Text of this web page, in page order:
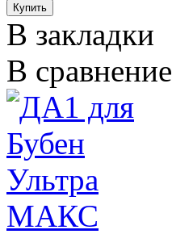
В закладки
В сравнение